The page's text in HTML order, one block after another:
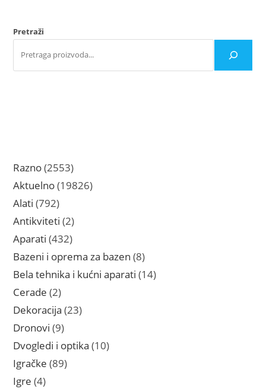
proizvoda.
Pretraži
Razno 25532553
proizvoda
Aktuelno 1982619826
Alati 792792
proizvoda
Antikviteti 22
proizvoda
Aparati 432432
proizvoda
Bazeni i oprema za bazen 88
proizvoda
Bela tehnika i kućni aparati 1414
Cerade 22
proizvoda
Dekoracija 2323
Dronovi 99
proizvoda
Dvogledi i optika 1010
Igračke 8989
Igre 44